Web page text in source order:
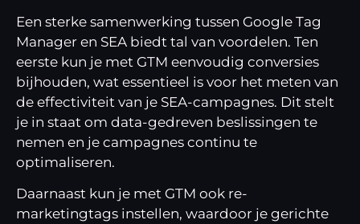
Een sterke samenwerking tussen Google Tag
Manager en SEA biedt tal van voordelen. Ten
eerste kun je met GTM eenvoudig conversies
bijhouden, wat essentieel is voor het meten van
de effectiviteit van je SEA-campagnes. Dit stelt
je in staat om data-gedreven beslissingen te
nemen en je campagnes continu te
optimaliseren.
Daarnaast kun je met GTM ook re-
marketingtags instellen, waardoor je gerichte